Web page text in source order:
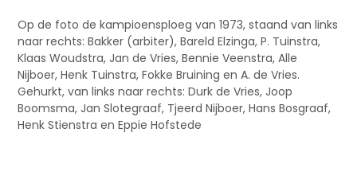
Op de foto de kampioensploeg van 1973, staand van links
naar rechts: Bakker (arbiter), Bareld Elzinga, P. Tuinstra,
Klaas Woudstra, Jan de Vries, Bennie Veenstra, Alle
Nijboer, Henk Tuinstra, Fokke Bruining en A. de Vries.
Gehurkt, van links naar rechts: Durk de Vries, Joop
Boomsma, Jan Slotegraaf, Tjeerd Nijboer, Hans Bosgraaf,
Henk Stienstra en Eppie Hofstede